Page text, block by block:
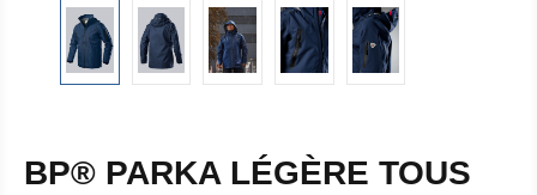
BP® PARKA LÉGÈRE TOUS